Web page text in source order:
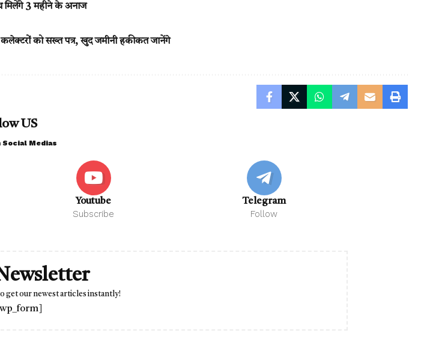
मिलेंगे 3 महीने के अनाज
को सख्त पत्र, खुद जमीनी हकीकत जानेंगे
US
Social Medias
Youtube
Subscribe
Telegram
Follow
get our newest articles instantly!